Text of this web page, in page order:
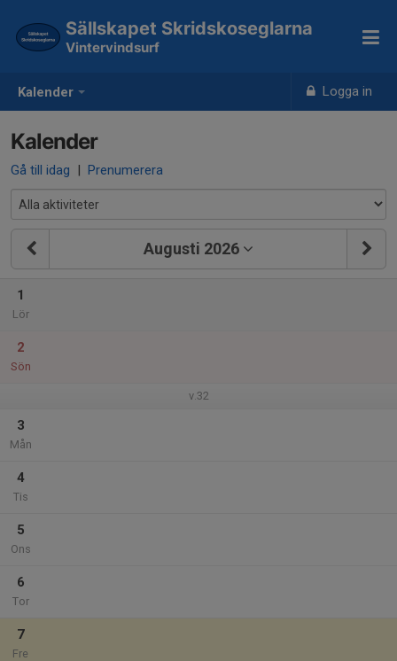
Kalender Logga in
Sällskapet Skridskoseglarna
Vintervindsurf
Kalender
Gå till idag | Prenumerera
Augusti 2026
1
Lör
2
Sön
v.32
3
Mån
4
Tis
5
Ons
6
Tor
7
Fre